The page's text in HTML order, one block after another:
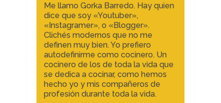
Me llamo Gorka Barredo. Hay quien
dice que soy «Youtuber»,
«Instagramer», o «Blogger».
Clichés modernos que no me
definen muy bien. Yo prefiero
autodefinirme como cocinero. Un
cocinero de los de toda la vida que
se dedica a cocinar, como hemos
hecho yo y mis compañeros de
profesión durante toda la vida.